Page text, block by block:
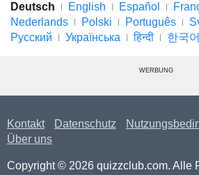
Deutsch English Español
Nederlands
Polski Português
Русский
Українська हिन्दी 한국어
WERBUNG
Kontakt Datenschutz
Über uns
Copyright © 2026 quizzclub.com. Alle